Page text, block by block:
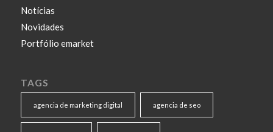
Notícias
Novidades
Portfólio emarket
TAGS
agencia de marketing digital agencia de seo